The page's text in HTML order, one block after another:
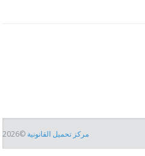
مركز تحميل القانونية ©2026